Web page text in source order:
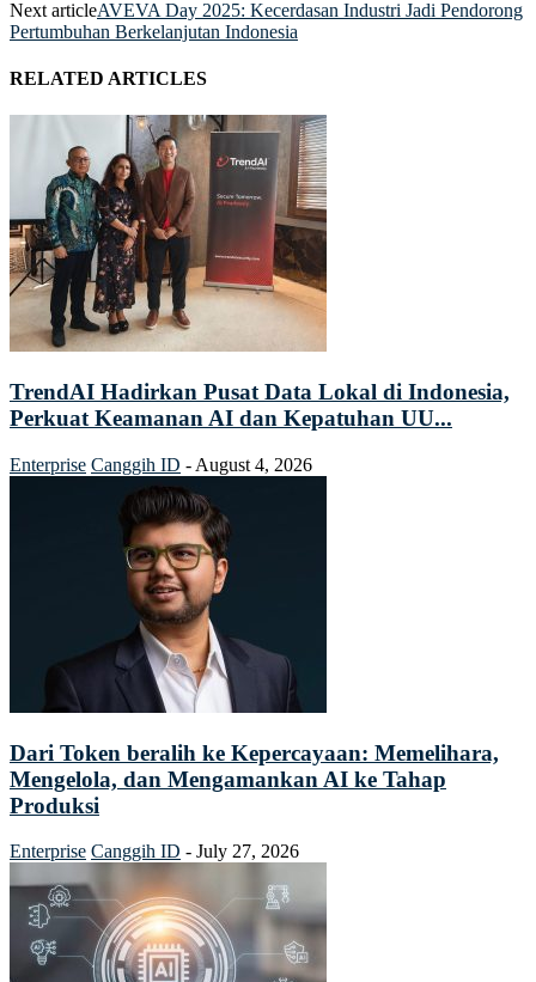
Next articleAVEVA Day 2025: Kecerdasan Industri Jadi Pendorong
Pertumbuhan Berkelanjutan Indonesia
RELATED ARTICLES
TrendAI Hadirkan Pusat Data Lokal di Indonesia,
Perkuat Keamanan AI dan Kepatuhan UU...
Enterprise Canggih ID - August 4, 2026
Dari Token beralih ke Kepercayaan: Memelihara,
Mengelola, dan Mengamankan AI ke Tahap
Produksi
Enterprise Canggih ID - July 27, 2026